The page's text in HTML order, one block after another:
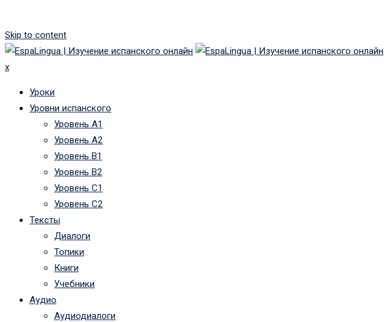
Skip to content
x
Уроки
Уровни испанского
Уровень А1
Уровень А2
Уровень B1
Уровень B2
Уровень C1
Уровень C2
Тексты
Диалоги
Топики
Книги
Учебники
Аудио
Аудиодиалоги